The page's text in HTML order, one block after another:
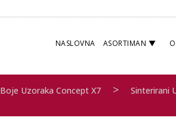
NASLOVNA ASORTIMAN
Boje Uzoraka Concept X7 > Sinterirani